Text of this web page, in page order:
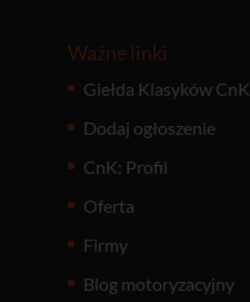
Ważne linki
Giełda Klasyków CnK
Dodaj ogłoszenie
CnK: Profil
Oferta
Firmy
Blog motoryzacyjny